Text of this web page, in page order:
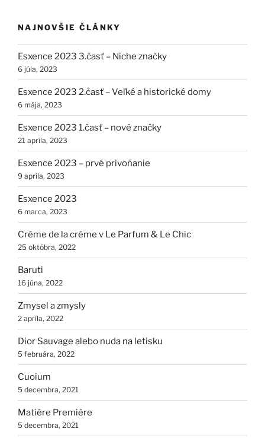
NAJNOVŠIE ČLÁNKY
Esxence 2023 3.časť – Niche značky
6 júla, 2023
Esxence 2023 2.časť – Veľké a historické domy
6 mája, 2023
Esxence 2023 1.časť – nové značky
21 apríla, 2023
Esxence 2023 – prvé privoňanie
9 apríla, 2023
Esxence 2023
6 marca, 2023
Crème de la crème v Le Parfum & Le Chic
25 októbra, 2022
Baruti
16 júna, 2022
Zmysel a zmysly
2 apríla, 2022
Dior Sauvage alebo nuda na letisku
5 februára, 2022
Cuoium
5 decembra, 2021
Matière Première
5 decembra, 2021